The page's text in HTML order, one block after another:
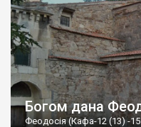
Богом дана
Феодосія (Кафа-12 (13) -15